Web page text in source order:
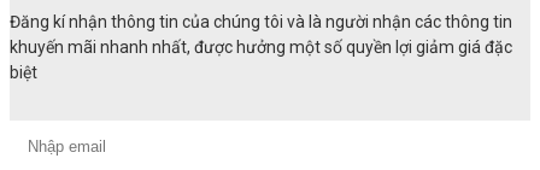
Đăng kí nhận thông tin của chúng tôi và là người nhận các thông tin
khuyến mãi nhanh nhất, được hưởng một số quyền lợi giảm giá đặc
biệt